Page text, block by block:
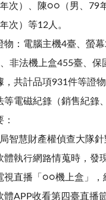
次）、陳○○（男、79
次）等12人。
物：電腦主機4臺、螢
非法機上盒455臺、保
，共計品項931件等證
等電磁紀錄（銷售紀錄
智慧財產權偵查大隊
體執行網路情蒐時，發
視直播「○○機上盒」，
體APP收看第四臺直播